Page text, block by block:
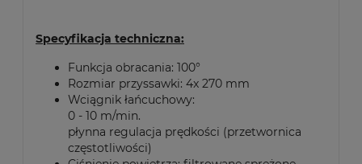
Specyfikacja techniczna:
Funkcja obracania: 100°
Rozmiar przyssawki: 4x 270 mm
Wciągnik łańcuchowy:
0 - 10 m/min.
płynna regulacja prędkości (przetwornica
częstotliwości)